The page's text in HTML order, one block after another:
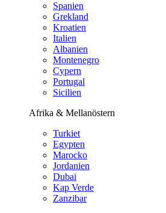
Spanien
Grekland
Kroatien
Italien
Albanien
Montenegro
Cypern
Portugal
Sicilien
Afrika & Mellanöstern
Turkiet
Egypten
Marocko
Jordanien
Dubai
Kap Verde
Zanzibar